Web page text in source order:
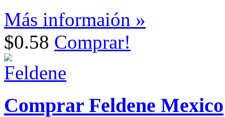
Más informaión »
$0.58 Comprar!
Comprar Feldene Mexico